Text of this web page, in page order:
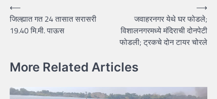
Post
navigation
⟵
जिल्ह्यात गत 24 तासात सरासरी
19.40 मि.मी. पाऊस
जवाहरनगर येथे घर फोडले;
विशालनगरमध्ये मंदिराची दोनपेटी
फोडली; ट्रकचे दोन टायर चोरले
⟶
More Related Articles